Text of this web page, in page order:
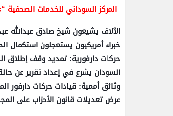
المركز السوداني للخدمات الصحفية “Smc”
الآلاف يشيعون شيخ صادق عبدالله
خبراء أمريكيون يستعجلون استكمال
حركات دارفورية: تمديد وقف إطلاق
السودان يشرع في إعداد تقرير عن
وثائق أممية: قيادات حركات دارفور
عرض تعديلات قانون الأحزاب على